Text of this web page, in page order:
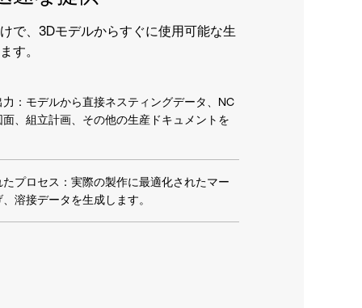
で、3Dモデルからすぐに使用可能な生
す。
：モデルから直接ネスティングデータ、NC
、組立計画、その他の生産ドキュメントを
プロセス：実際の製作に最適化されたマー
溶接データを生成します。